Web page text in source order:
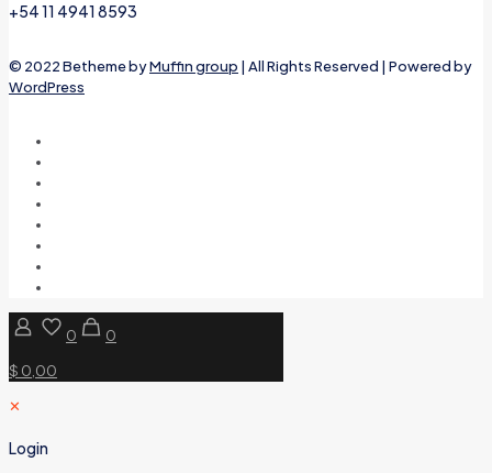
+54 11 4941 8593
© 2022 Betheme byMuffin group | All Rights Reserved | Powered by
WordPress
0
0
$ 0,00
✕
Login